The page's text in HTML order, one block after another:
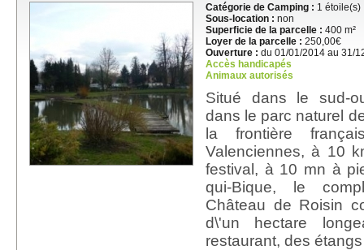
Catégorie de Camping : 1 étoile(s)
Sous-location : non
Superficie de la parcelle : 400 m²
Loyer de la parcelle : 250,00€
Ouverture : du 01/01/2014 au 31/
Accès handicapés
Animaux autorisés
Situé dans le sud-
dans le parc naturel
la frontière
Valenciennes, à 10
festival, à 10 mn à
qui-Bique, le
Château de Roisin
d\'un hectare
restaurant, des